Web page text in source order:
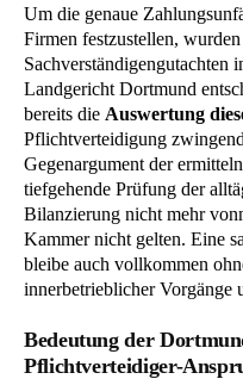
Um die genaue
Firmen festzustellen,
Sachverständigengutachten
Landgericht Dortmund
bereits die Auswertung
Pflichtverteidigung
Gegenargument der
tiefgehende Prüfung der
Bilanzierung nicht mehr
Kammer nicht gelten. Eine
bleibe auch vollkommen
innerbetrieblicher Vorgänge
Bedeutung der
Pflichtverteidiger-